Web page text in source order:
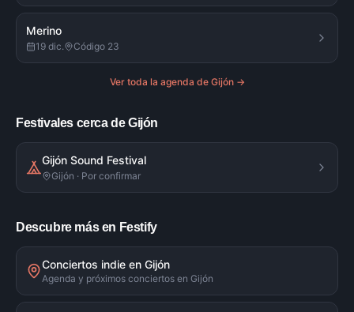
Merino
19 dic. Código 23
Ver toda la agenda de Gijón→
Festivales cerca de Gijón
Gijón Sound Festival
Gijón · Por confirmar
Descubre más en Festify
Conciertos indie en Gijón
Agenda y próximos conciertos en Gijón